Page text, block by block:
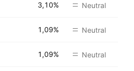
3,10% Neutral
1,09% Neutral
1,09% Neutral